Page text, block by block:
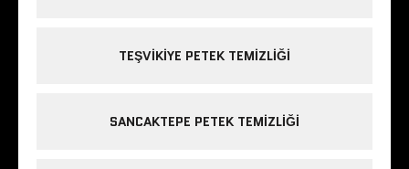
TEŞVIKIYE PETEK TEMIZLIĞI
SANCAKTEPE PETEK TEMIZLIĞI